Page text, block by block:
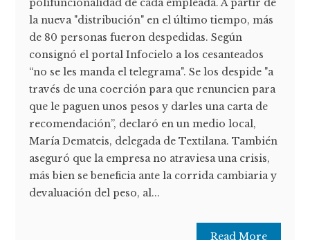
polifuncionalidad de cada empleada. A partir de
la nueva "distribución" en el último tiempo, más
de 80 personas fueron despedidas. Según
consignó el portal Infocielo a los cesanteados
“no se les manda el telegrama". Se los despide "a
través de una coerción para que renuncien para
que le paguen unos pesos y darles una carta de
recomendación”, declaró en un medio local,
María Demateis, delegada de Textilana. También
aseguró que la empresa no atraviesa una crisis,
más bien se beneficia ante la corrida cambiaria y
devaluación del peso, al...
Read More